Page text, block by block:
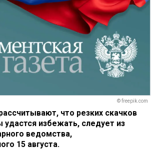
© freepik.com
что резких скачков
удастся избежать, следует из
ведомства,
15 августа.